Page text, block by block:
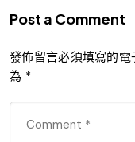
Post a Comment
發佈留言必須填寫的電
為 *